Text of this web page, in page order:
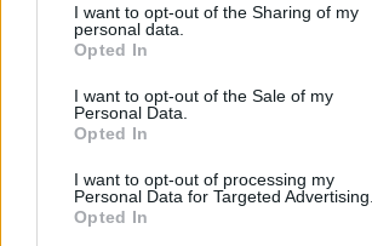
I want to opt-out of the Sharing of my
personal data.
Opted In
I want to opt-out of the Sale of my
Personal Data.
Opted In
I want to opt-out of processing my
Personal Data for Targeted Advertising.
Opted In
lissy_kind
Lebende Forenlegende
9 Juni 2025